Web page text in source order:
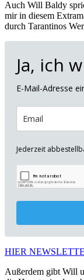
Auch Will Baldy
mir in diesem
durch Tarantinos
Ja, ich
E-Mail-Adresse
Jederzeit
HIER
Außerdem gibt Will